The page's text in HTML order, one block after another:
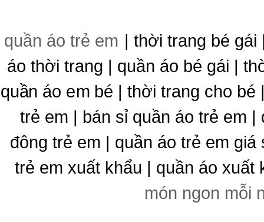
quần áo trẻ em | thời trang bé gái
áo thời trang | quần áo bé gái |
quần áo em bé | thời trang cho
trẻ em | bán sỉ quần áo trẻ em
đông trẻ em | quần áo trẻ em
trẻ em xuất khẩu | quần áo xuất
món ngon mỗi